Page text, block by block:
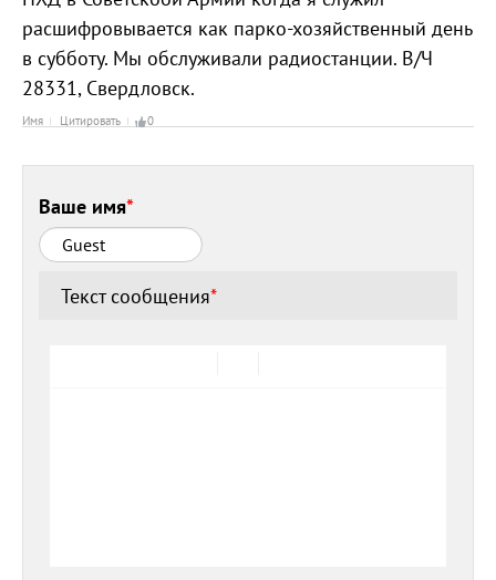
расшифровывается как парко-хозяйственный день
в субботу. Мы обслуживали радиостанции. В/Ч
28331, Свердловск.
Имя Цитировать 0
Ваше имя*
Текст сообщения*